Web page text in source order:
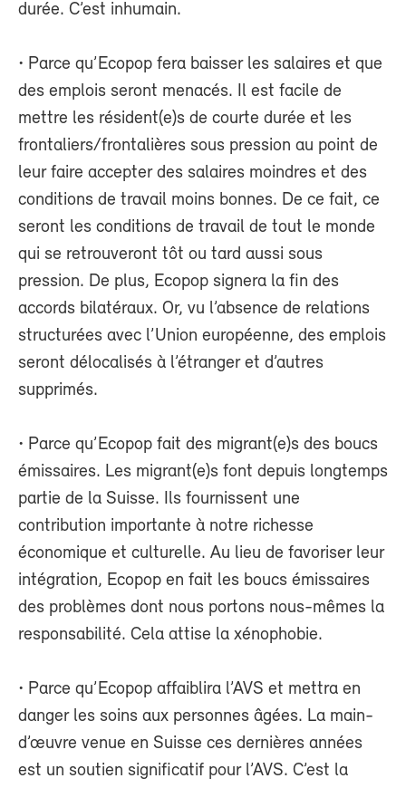
durée. C’est inhumain.
• Parce qu’Ecopop fera baisser les salaires et que
des emplois seront menacés. Il est facile de
mettre les résident(e)s de courte durée et les
frontaliers/frontalières sous pression au point de
leur faire accepter des salaires moindres et des
conditions de travail moins bonnes. De ce fait, ce
seront les conditions de travail de tout le monde
qui se retrouveront tôt ou tard aussi sous
pression. De plus, Ecopop signera la fin des
accords bilatéraux. Or, vu l’absence de relations
structurées avec l’Union européenne, des emplois
seront délocalisés à l’étranger et d’autres
supprimés.
• Parce qu’Ecopop fait des migrant(e)s des boucs
émissaires. Les migrant(e)s font depuis longtemps
partie de la Suisse. Ils fournissent une
contribution importante à notre richesse
économique et culturelle. Au lieu de favoriser leur
intégration, Ecopop en fait les boucs émissaires
des problèmes dont nous portons nous-mêmes la
responsabilité. Cela attise la xénophobie.
• Parce qu’Ecopop affaiblira l’AVS et mettra en
danger les soins aux personnes âgées. La main-
d’œuvre venue en Suisse ces dernières années
est un soutien significatif pour l’AVS. C’est la